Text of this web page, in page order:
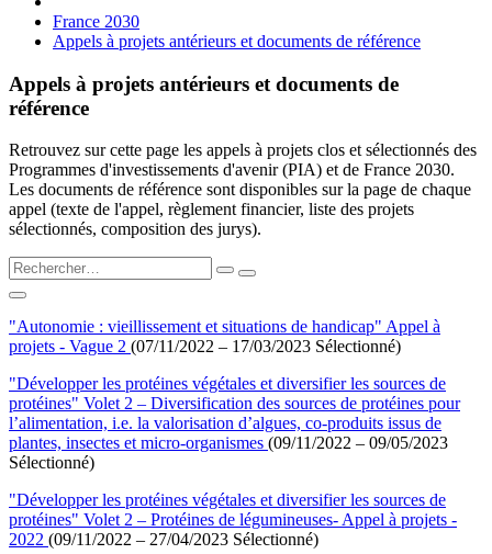
France 2030
Appels à projets antérieurs et documents de référence
Appels à projets antérieurs et documents de
référence
Retrouvez sur cette page les appels à projets clos et sélectionnés des
Programmes d'investissements d'avenir (PIA) et de France 2030.
Les documents de référence sont disponibles sur la page de chaque
appel (texte de l'appel, règlement financier, liste des projets
sélectionnés, composition des jurys).
"Autonomie : vieillissement et situations de handicap" Appel à
projets - Vague 2 (07/11/2022 – 17/03/2023 Sélectionné)
"Développer les protéines végétales et diversifier les sources de
protéines" Volet 2 – Diversification des sources de protéines pour
l’alimentation, i.e. la valorisation d’algues, co-produits issus de
plantes, insectes et micro-organismes (09/11/2022 – 09/05/2023
Sélectionné)
"Développer les protéines végétales et diversifier les sources de
protéines" Volet 2 – Protéines de légumineuses- Appel à projets -
2022 (09/11/2022 – 27/04/2023 Sélectionné)